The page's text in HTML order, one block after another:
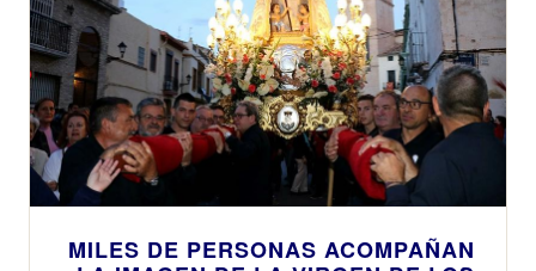
MILES DE PERSONAS ACOMPAÑAN